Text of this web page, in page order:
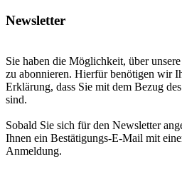
Newsletter
Sie haben die Möglichkeit, über
zu abonnieren. Hierfür benötigen wir
Erklärung, dass Sie mit dem Bezug
sind.
Sobald Sie sich für den Newsletter
Ihnen ein Bestätigungs-E-Mail mit
Anmeldung.